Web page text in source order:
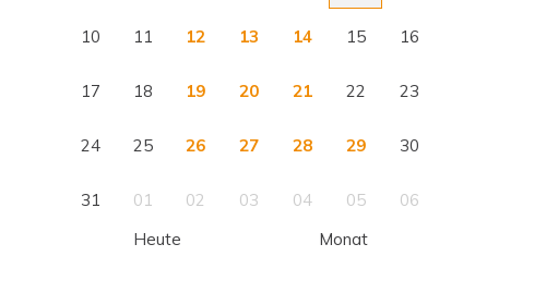
10 11 12 13 14 15 16
17 18 19 20 21 22 23
24 25 26 27 28 29 30
31 01 02 03 04 05
06
Heute
Monat